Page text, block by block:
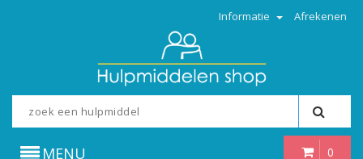
Informatie Afrekenen
0
MENU